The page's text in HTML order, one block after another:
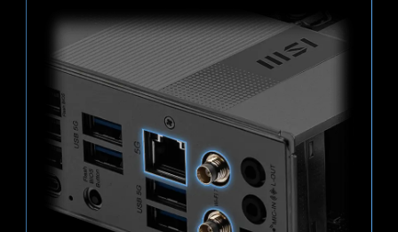
ได้อย่างนุ่มนวล ไม่กระชากเสียง มั่นใจได้ว่าเครื่องของคุณจะ
ทำงานอย่างเงียบสงบในทุกสถานการณ์
your enemies.
1x
128
Gbps
3x
bandwidth of a x16 interface can reach
128GB/s.
SMT PCIE 5.0 SLOT
The advanced SMT(Surface Mount Technology) PCIE
slot diminish interference and electrical noise, fully
support the PCI-E 5.0 signal.